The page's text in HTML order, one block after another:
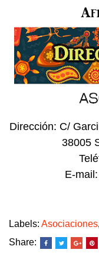
Dirección: C/
38005
E-
Labels: Asociaciones,
Share: